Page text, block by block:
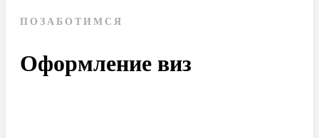
ПОЗАБОТИМСЯ
Оформление виз